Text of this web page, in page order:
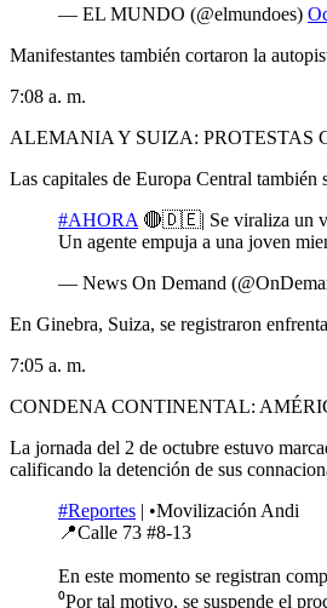
— EL MUNDO (@elmundoes)
Manifestantes también cortaron la
7:08 a. m.
ALEMANIA Y SUIZA: PROTESTAS
Las capitales de Europa Central
#AHORA 🔴🇩🇪| Se viraliza un
Un agente empuja a una joven
— News On Demand
En Ginebra, Suiza, se registraron
7:05 a. m.
CONDENA CONTINENTAL:
La jornada del 2 de octubre estuvo
calificando la detención de sus
#Reportes | •Movilización Andi
📍Calle 73 #8-13
En este momento se registran
⁰Por tal motivo, se suspende el